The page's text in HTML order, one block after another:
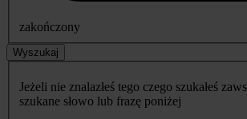
zakończony
Wyszukaj
Jeżeli nie znalazłeś tego czego szukałeś
szukane słowo lub frazę poniżej